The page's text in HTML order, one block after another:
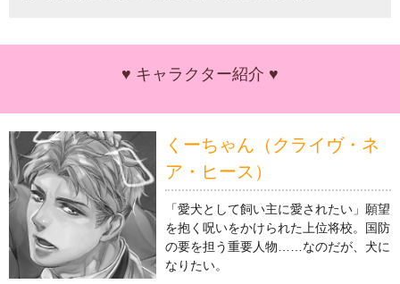
♥ キャラクター紹介 ♥
くーちゃん（クライヴ・ネ
ア・ヒース）
「愛犬として飼い主に愛されたい」願望
を抱く呪いをかけられた上位将校。国防
の要を担う重要人物……なのだが、犬に
なりたい。